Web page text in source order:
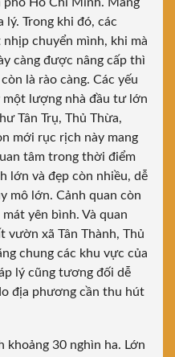
lý. Trong khi đó, các
chuyển mình, khi mà
càng được nâng cấp thì
là rào càng. Các yếu
một lượng nhà đầu tư lớn
Tân Trụ, Thủ Thừa,
mới rục rịch này mang
tâm trong thời điểm
lớn và đẹp còn nhiều, dễ
mô lớn. Cảnh quan còn
yên bình. Và quan
vườn xã Tân Thành, Thủ
chung các khu vực của
lý cũng tương đối dễ
địa phương cần thu hút
khoảng 30 nghìn ha. Lớn